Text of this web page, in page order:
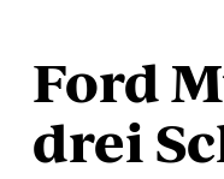
Ford
drei